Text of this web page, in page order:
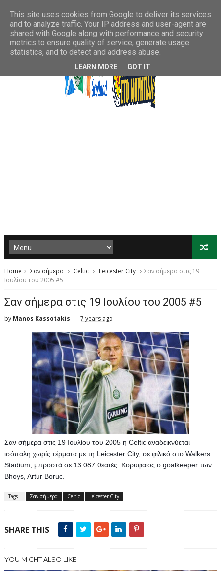
Home Σαν σήμερα Celtic Leicester City
Σαν σήμερα στις 19
Ιουλίου του 2005 #5
Σαν σήμερα στις 19 Ιουλίου του 2005 #5
by Manos Kassotakis 7 years ago
Σαν σήμερα στις 19 Ιουλίου του 2005 η Celtic αναδεικνύεται
ισόπαλη χωρίς τέρματα με τη Leicester City, σε φιλικό στο Walkers
Stadium, μπροστά σε 13.087 θεατές. Koρυφαίος ο goalkeeper των
Bhoys, Artur Boruc.
Tags : Σαν σήμερα Celtic Leicester City
SHARE THIS
YOU MIGHT ALSO LIKE
This site uses cookies from Google to deliver its services
and to analyze traffic. Your IP address and user-agent are
shared with Google along with performance and security
metrics to ensure quality of service, generate usage
statistics, and to detect and address abuse.
LEARN MORE GOT IT